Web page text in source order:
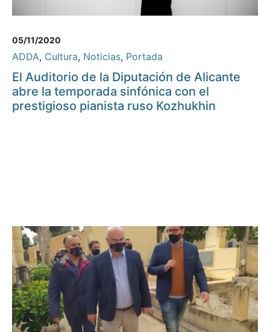
05/11/2020
ADDA, Cultura, Noticias, Portada
El Auditorio de la Diputación de Alicante
abre la temporada sinfónica con el
prestigioso pianista ruso Kozhukhin